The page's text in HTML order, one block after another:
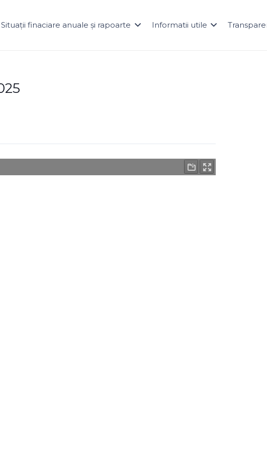
Situații finaciare anuale și rapoarte Informatii utile